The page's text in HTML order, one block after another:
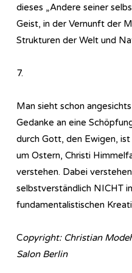
dieses „Andere seiner
Geist, in der Vernunft der
Strukturen der Welt und
7.
Man sieht schon
Gedanke an eine
durch Gott, den Ewigen,
um Ostern, Christi
verstehen. Dabei
selbstverständlich NICHT
fundamentalistischen
Copyright: Christian
Salon Berlin